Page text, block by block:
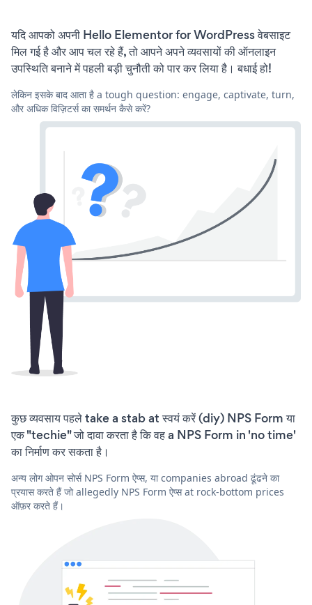
यदि आपको अपनी Hello Elementor for WordPress वेबसाइट
मिल गई है और आप चल रहे हैं, तो आपने अपने व्यवसायों की ऑनलाइन
उपस्थिति बनाने में पहली बड़ी चुनौती को पार कर लिया है। बधाई हो!
लेकिन इसके बाद आता है a tough question: engage, captivate, turn,
और अधिक विज़िटर्स का समर्थन कैसे करें?
कुछ व्यवसाय पहले take a stab at स्वयं करें (diy) NPS Form या
एक "techie" जो दावा करता है कि वह a NPS Form in 'no time'
का निर्माण कर सकता है।
अन्य लोग ओपन सोर्स NPS Form ऐप्स, या companies abroad ढूंढने का
प्रयास करते हैं जो allegedly NPS Form ऐप्स at rock-bottom prices
ऑफ़र करते हैं।